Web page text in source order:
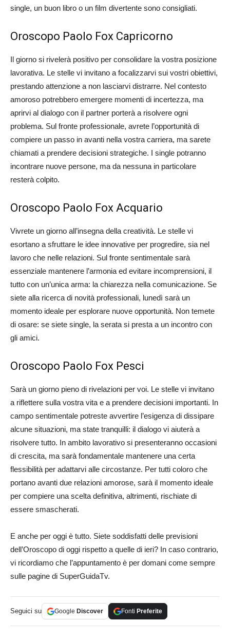
single, un buon libro o un film divertente sono consigliati.
Oroscopo Paolo Fox Capricorno
Il giorno si rivelerà positivo per consolidare la vostra posizione
lavorativa. Le stelle vi invitano a focalizzarvi sui vostri obiettivi,
prestando attenzione a non lasciarvi distrarre. Nel contesto
amoroso potrebbero emergere momenti di incertezza, ma
aprirvi al dialogo con il partner porterà a risolvere ogni
problema. Sul fronte professionale, avrete l’opportunità di
compiere un passo in avanti nella vostra carriera, ma sarete
chiamati a prendere decisioni strategiche. I single potranno
incontrare nuove persone, ma da nessuna in particolare
resterà colpito.
Oroscopo Paolo Fox Acquario
Vivrete un giorno all’insegna della creatività. Le stelle vi
esortano a sfruttare le idee innovative per progredire, sia nel
lavoro che nelle relazioni. Sul fronte sentimentale sarà
essenziale mantenere l’armonia ed evitare incomprensioni, il
tutto con un’unica arma: la chiarezza nella comunicazione. Se
siete alla ricerca di novità professionali, lunedì sarà un
momento ideale per esplorare nuove opportunità. Non temete
di osare: se siete single, la serata si presta a un incontro con
gli amici.
Oroscopo Paolo Fox Pesci
Sarà un giorno pieno di rivelazioni per voi. Le stelle vi invitano
a riflettere sulla vostra vita e a prendere decisioni importanti. In
campo sentimentale potreste avvertire l’esigenza di dissipare
alcune situazioni, ma state tranquilli: il dialogo vi aiuterà a
risolvere tutto. In ambito lavorativo si presenteranno occasioni
di crescita, ma sarà fondamentale mantenere una certa
flessibilità per adattarvi alle circostanze. Per tutti coloro che
portano avanti due relazioni amorose, sarà il momento ideale
per compiere una scelta definitiva, altrimenti, rischiate di
essere smascherati.
E anche per oggi è tutto. Siete soddisfatti delle previsioni
dell’Oroscopo di oggi rispetto a quelle di ieri? In caso contrario,
vi ricordiamo che l’appuntamento è per domani come sempre
sulle pagine di SuperGuidaTv.
Seguici su Google Discover Fonti Preferite